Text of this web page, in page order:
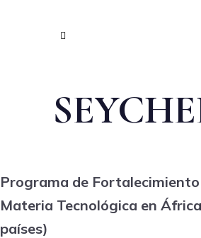
Programa de
Materia Tecnológica en
países)